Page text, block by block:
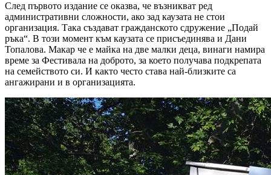
След първото издание се оказва, че възникват ред
административни сложности, ако зад каузата не стои
организация. Така създават гражданското сдружение „Подай
ръка“. В този момент към каузата се присъединява и Дани
Топалова. Макар че е майка на две малки деца, винаги намира
време за Фестивала на доброто, за което получава подкрепата
на семейството си. И както често става най-близките са
ангажирани и в организацията.